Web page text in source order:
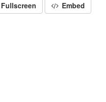
Fullscreen Embed